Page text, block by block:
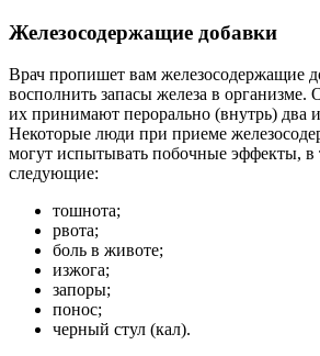
Железосодержащие добавки
Врач пропишет вам железосодержащие
восполнить запасы железа в организме.
их принимают перорально (внутрь) два
Некоторые люди при приеме
могут испытывать побочные эффекты, в
следующие:
тошнота;
рвота;
боль в животе;
изжога;
запоры;
понос;
черный стул (кал).